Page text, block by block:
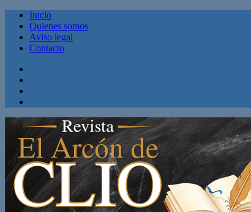
Inicio
Quienes somos
Aviso legal
Contacto